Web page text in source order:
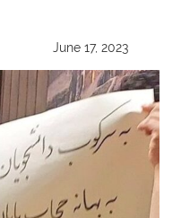
June 17, 2023